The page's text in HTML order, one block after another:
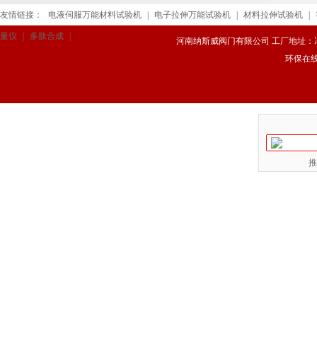
友情链接： 电液伺服万能材料试验机 电子拉伸万能试验机 材料拉伸试验机
量仪 多肽合成
河南纳斯威阀门有限公司 工厂地址：
环保在